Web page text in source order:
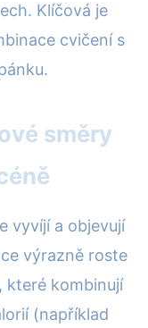
Klíčová je
cvičení s
směry
vyvíjí a objevují
výrazně roste
které kombinují
(například